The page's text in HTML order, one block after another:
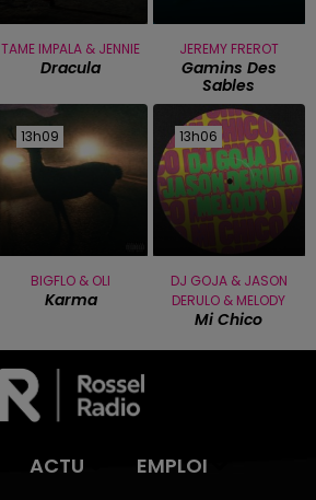
TAME IMPALA & JENNIE
Dracula
JEREMY FREROT
Gamins Des
Sables
13h09
13h09
BIGFLO & OLI
Karma
13h06
13h06
DJ GOJA & JASON
DERULO & MELODY
Mi Chico
ACTU EMPLOI